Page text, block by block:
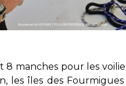
manches pour les
les îles des